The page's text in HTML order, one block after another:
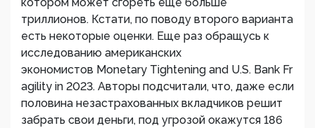
триллионов. Кстати, по поводу второго варианта
есть некоторые оценки. Еще раз обращусь к
исследованию американских
экономистов Monetary Tightening and U.S. Bank Fr
agility in 2023. Авторы подсчитали, что, даже если
половина незастрахованных вкладчиков решит
забрать свои деньги, под угрозой окажутся 186